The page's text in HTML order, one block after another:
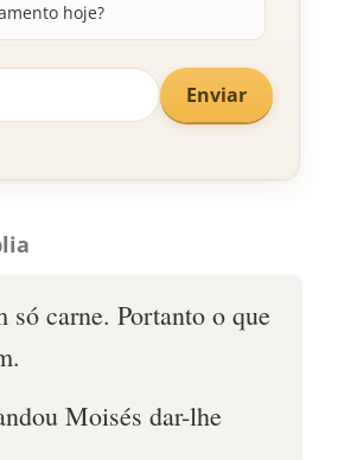
hoje?
Enviar
carne. Portanto o que
Moisés dar-lhe